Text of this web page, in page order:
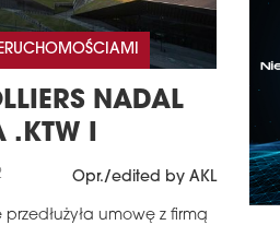
NADAL
.KTW I
Opr./edited by AKL
przedłużyła umowę z firmą